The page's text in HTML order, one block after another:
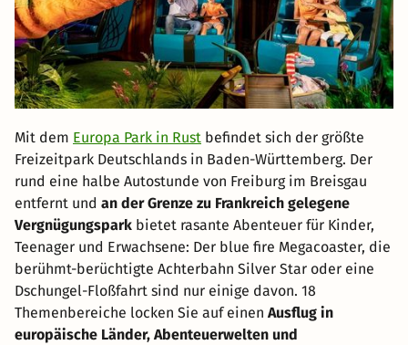
Mit dem Europa Park in Rust befindet sich der größte
Freizeitpark Deutschlands in Baden-Württemberg. Der
rund eine halbe Autostunde von Freiburg im Breisgau
entfernt und an der Grenze zu Frankreich gelegene
Vergnügungspark bietet rasante Abenteuer für Kinder,
Teenager und Erwachsene: Der blue fire Megacoaster, die
berühmt-berüchtigte Achterbahn Silver Star oder eine
Dschungel-Floßfahrt sind nur einige davon. 18
Themenbereiche locken Sie auf einen Ausflug in
europäische Länder, Abenteuerwelten und